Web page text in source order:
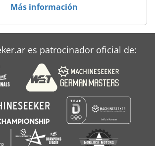
Más información
es patrocinador oficial de: